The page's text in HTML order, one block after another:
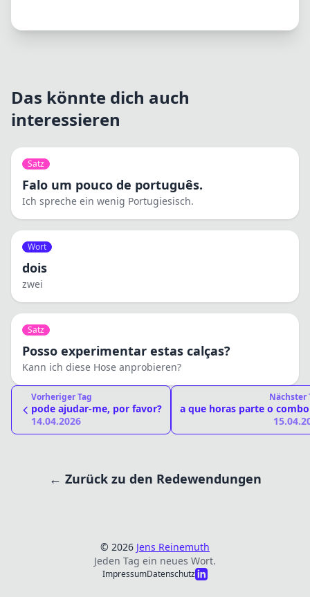
Das könnte dich auch
interessieren
Satz
Falo um pouco de português.
Ich spreche ein wenig Portugiesisch.
Wort
dois
zwei
Satz
Posso experimentar estas calças?
Kann ich diese Hose anprobieren?
Vorheriger Tag
pode ajudar-me, por favor?
14.04.2026
Nächster
a que horas parte o
← Zurück zu den Redewendungen
© 2026 Jens Reinemuth
Jeden Tag ein neues Wort.
ImpressumDatenschutz